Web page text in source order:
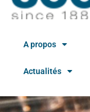
A propos
Actualités